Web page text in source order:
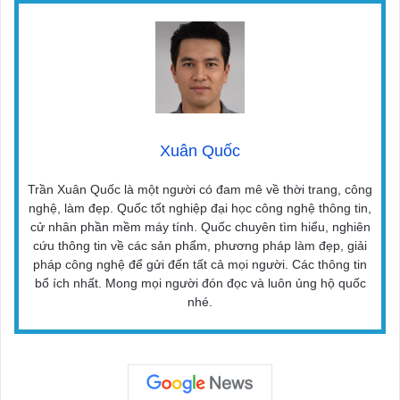
Xuân Quốc
Trần Xuân Quốc là một người có đam mê về thời trang, công
nghệ, làm đẹp. Quốc tốt nghiệp đại học công nghệ thông tin,
cử nhân phần mềm máy tính. Quốc chuyên tìm hiểu, nghiên
cứu thông tin về các sản phẩm, phương pháp làm đẹp, giải
pháp công nghệ để gửi đến tất cả mọi người. Các thông tin
bổ ích nhất. Mong mọi người đón đọc và luôn ủng hộ quốc
nhé.